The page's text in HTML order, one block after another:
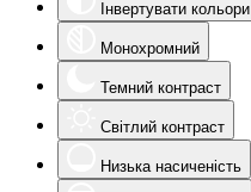
Інвертувати кольори
Монохромний
Темний контраст
Світлий контраст
Низька насиченість